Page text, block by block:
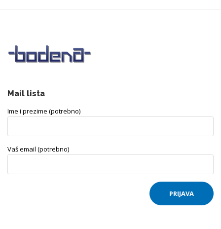
Mail lista
Ime i prezime (potrebno)
Vaš email (potrebno)